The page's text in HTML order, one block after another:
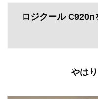
ロジクール C920n
やは